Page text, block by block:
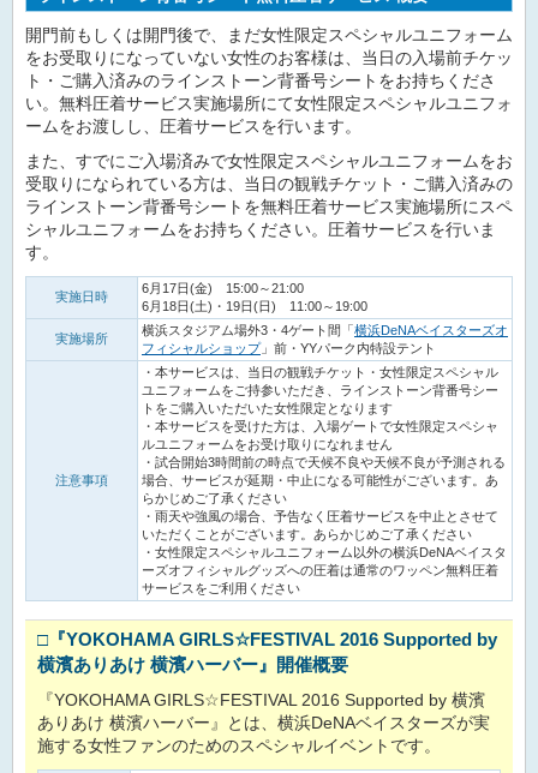
開門前もしくは開門後で、まだ女性限定スペシャルユニフォーム
をお受取りになっていない女性のお客様は、当日の入場前チケッ
ト・ご購入済みのラインストーン背番号シートをお持ちくださ
い。無料圧着サービス実施場所にて女性限定スペシャルユニフォ
ームをお渡しし、圧着サービスを行います。
また、すでにご入場済みで女性限定スペシャルユニフォームをお
受取りになられている方は、当日の観戦チケット・ご購入済みの
ラインストーン背番号シートを無料圧着サービス実施場所にスペ
シャルユニフォームをお持ちください。圧着サービスを行いま
す。
実施日時
6月17日(金) 15:00～21:00
6月18日(土)・19日(日) 11:00～19:00
実施場所
横浜スタジアム場外3・4ゲート間「 横浜DeNAベイスターズオ
フィシャルショップ」前・YYパーク内特設テント
注意事項
・本サービスは、当日の観戦チケット・女性限定スペシャル
ユニフォームをご持参いただき、ラインストーン背番号シー
トをご購入いただいた女性限定となります
・本サービスを受けた方は、入場ゲートで女性限定スペシャ
ルユニフォームをお受け取りになれません
・試合開始3時間前の時点で天候不良や天候不良が予測される
場合、サービスが延期・中止になる可能性がございます。あ
らかじめご了承ください
・雨天や強風の場合、予告なく圧着サービスを中止とさせて
いただくことがございます。あらかじめご了承ください
・女性限定スペシャルユニフォーム以外の横浜DeNAベイスタ
ーズオフィシャルグッズへの圧着は通常のワッペン無料圧着
サービスをご利用ください
□『YOKOHAMA GIRLS☆FESTIVAL 2016 Supported by
横濱ありあけ 横濱ハーバー』開催概要
『YOKOHAMA GIRLS☆FESTIVAL 2016 Supported by 横濱
ありあけ 横濱ハーバー』とは、横浜DeNAベイスターズが実
施する女性ファンのためのスペシャルイベントです。